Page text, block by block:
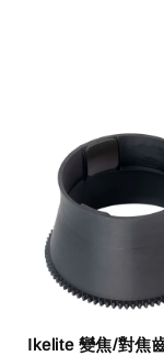
Ikelite 變焦/對焦